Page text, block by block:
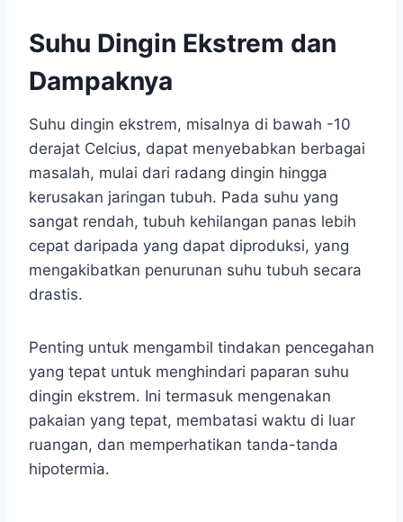
Suhu Dingin Ekstrem dan
Dampaknya
Suhu dingin ekstrem, misalnya di bawah -10
derajat Celcius, dapat menyebabkan berbagai
masalah, mulai dari radang dingin hingga
kerusakan jaringan tubuh. Pada suhu yang
sangat rendah, tubuh kehilangan panas lebih
cepat daripada yang dapat diproduksi, yang
mengakibatkan penurunan suhu tubuh secara
drastis.
Penting untuk mengambil tindakan pencegahan
yang tepat untuk menghindari paparan suhu
dingin ekstrem. Ini termasuk mengenakan
pakaian yang tepat, membatasi waktu di luar
ruangan, dan memperhatikan tanda-tanda
hipotermia.